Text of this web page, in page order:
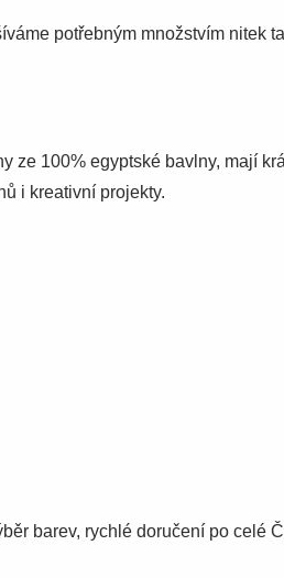
potřebným množstvím nitek
ze 100% egyptské bavlny, mají
i kreativní projekty.
barev, rychlé doručení po celé